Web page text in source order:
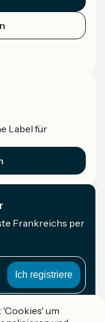
Label für
Frankreichs per
um